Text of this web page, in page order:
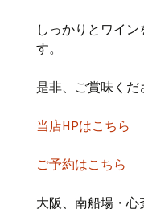
しっかりとワイ
す。
是非、ご賞味くだ
当店HPはこちら
ご予約はこちら
大阪、南船場・